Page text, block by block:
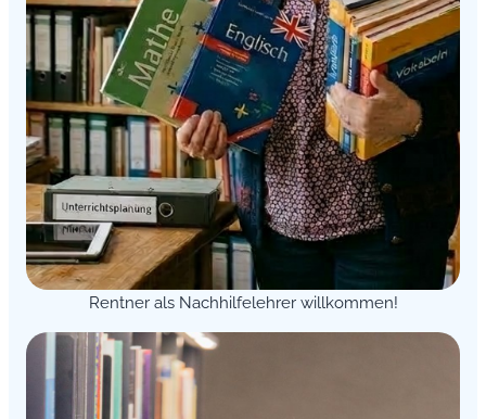
Rentner als Nachhilfelehrer willkommen!